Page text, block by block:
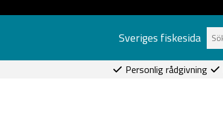
Sveriges fiskesida
Personlig rådgivning